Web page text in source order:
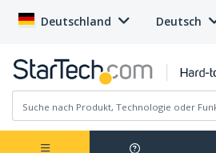
Deutschland Deutsch